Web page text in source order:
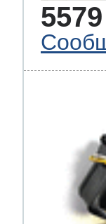
5579